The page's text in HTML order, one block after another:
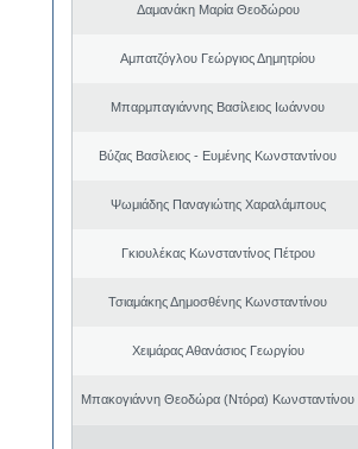
Δαμανάκη Μαρία Θεοδώρου
Αμπατζόγλου Γεώργιος Δημητρίου
Μπαρμπαγιάννης Βασίλειος Ιωάννου
Βύζας Βασίλειος - Ευμένης Κωνσταντίνου
Ψωμιάδης Παναγιώτης Χαραλάμπους
Γκιουλέκας Κωνσταντίνος Πέτρου
Τσιαμάκης Δημοσθένης Κωνσταντίνου
Χειμάρας Αθανάσιος Γεωργίου
Μπακογιάννη Θεοδώρα (Ντόρα) Κωνσταντίνου